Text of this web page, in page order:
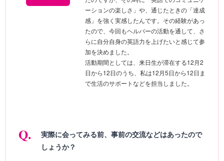
ーションの楽しさ」や、通じたときの「達成
感」を強く実感したんです。その経験があっ
たので、今回もヘルパーの活動を通して、さ
らに自分自身の英語力を上げたいと感じて参
加を決めました。
活動期間としては、来日生が滞在する12月2
日から12日のうち、私は12月5日から12日ま
で生活のサポートなどを担当しました。
実際に会ってみる前、事前の交流などはあったので
しょうか？